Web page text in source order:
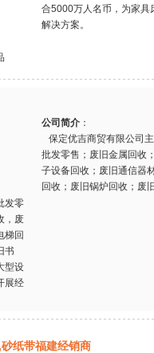
合5000万人名币，为家具
解决方案。
发零
，废
梯回
书
型设
展经
公司简介 ：
保定优吉商贸有限公司
批发零售；废旧金属回收
子设备回收；废旧通信器
回收；废旧锅炉回收；废
纸带福建经销商